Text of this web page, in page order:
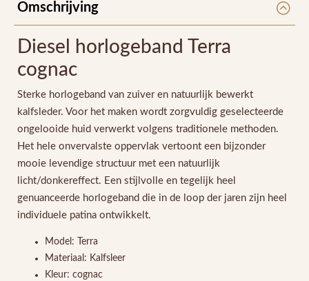
Omschrijving
Diesel horlogeband Terra
cognac
Sterke horlogeband van zuiver en natuurlijk bewerkt
kalfsleder. Voor het maken wordt zorgvuldig geselecteerde
ongelooide huid verwerkt volgens traditionele methoden.
Het hele onvervalste oppervlak vertoont een bijzonder
mooie levendige structuur met een natuurlijk
licht/donkereffect. Een stijlvolle en tegelijk heel
genuanceerde horlogeband die in de loop der jaren zijn heel
individuele patina ontwikkelt.
Model: Terra
Materiaal: Kalfsleer
Kleur: cognac